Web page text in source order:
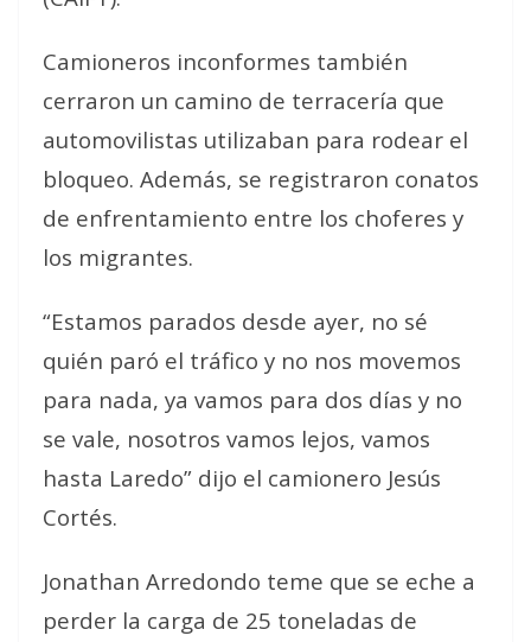
Camioneros inconformes también
cerraron un camino de terracería que
automovilistas utilizaban para rodear el
bloqueo. Además, se registraron conatos
de enfrentamiento entre los choferes y
los migrantes.
“Estamos parados desde ayer, no sé
quién paró el tráfico y no nos movemos
para nada, ya vamos para dos días y no
se vale, nosotros vamos lejos, vamos
hasta Laredo” dijo el camionero Jesús
Cortés.
Jonathan Arredondo teme que se eche a
perder la carga de 25 toneladas de